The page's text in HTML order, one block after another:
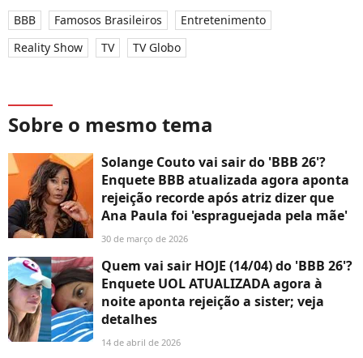
BBB Famosos Brasileiros
Entretenimento
Reality Show
TV TV Globo
Sobre o mesmo tema
Solange Couto vai sair do 'BBB 26'?
Enquete BBB atualizada agora aponta
rejeição recorde após atriz dizer que
Ana Paula foi 'espraguejada pela mãe'
30 de março de 2026
Quem vai sair HOJE (14/04) do 'BBB 26'?
Enquete UOL ATUALIZADA agora à
noite aponta rejeição a sister; veja
detalhes
14 de abril de 2026